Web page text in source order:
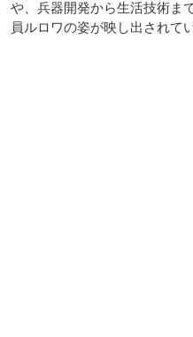
や、兵器開発から生活技術ま
員ルロワの姿が映し出されてい